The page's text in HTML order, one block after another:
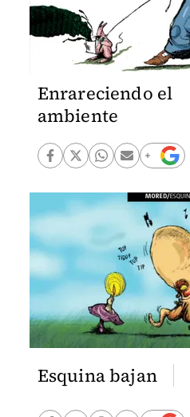
Enrareciendo el
ambiente
Esquina bajan